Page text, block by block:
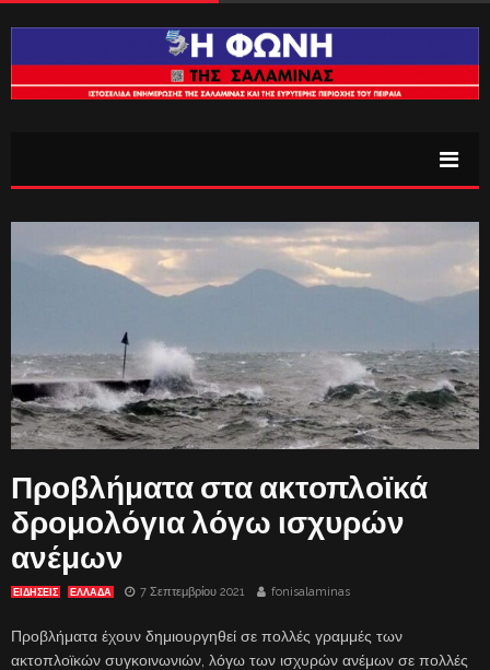
Προβλήματα στα ακτοπλοϊκά
δρομολόγια λόγω ισχυρών
ανέμων
ΕΙΔΗΣΕΙΣ ΕΛΛΑΔΑ 7 Σεπτεμβρίου 2021 fonisalaminas
Προβλήματα έχουν δημιουργηθεί σε πολλές γραμμές των
ακτοπλοϊκών συγκοινωνιών, λόγω των ισχυρών ανέμων σε πολλές